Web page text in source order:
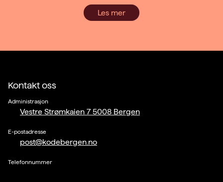
Les mer
Kontakt oss
Administrasjon
Vestre Strømkaien 7 5008 Bergen
E-postadresse
post@kodebergen.no
Telefonnummer